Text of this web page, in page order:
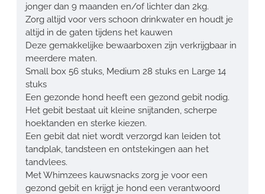
jonger dan 9 maanden en/of lichter dan 2kg.
Zorg altijd voor vers schoon drinkwater en houdt je
altijd in de gaten tijdens het kauwen
Deze gemakkelijke bewaarboxen zijn verkrijgbaar in
meerdere maten.
Small box 56 stuks, Medium 28 stuks en Large 14
stuks
Een gezonde hond heeft een gezond gebit nodig.
Het gebit bestaat uit kleine snijtanden, scherpe
hoektanden en sterke kiezen.
Een gebit dat niet wordt verzorgd kan leiden tot
tandplak, tandsteen en ontstekingen aan het
tandvlees.
Met Whimzees kauwsnacks zorg je voor een
gezond gebit en krijgt je hond een verantwoord